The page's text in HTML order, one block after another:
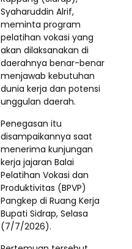
Syaharuddin Alrif,
meminta program
pelatihan vokasi yang
akan dilaksanakan di
daerahnya benar-benar
menjawab kebutuhan
dunia kerja dan potensi
unggulan daerah.
Penegasan itu
disampaikannya saat
menerima kunjungan
kerja jajaran Balai
Pelatihan Vokasi dan
Produktivitas (BPVP)
Pangkep di Ruang Kerja
Bupati Sidrap, Selasa
(7/7/2026).